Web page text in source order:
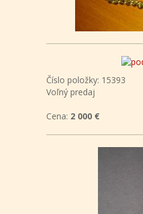
Číslo položky: 15393
Voľný predaj
Cena: 2 000 €